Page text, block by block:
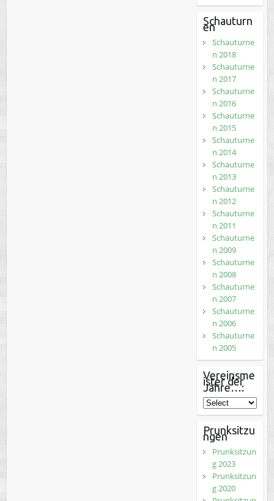
Schauturn
en
Schauturne
n 2018
Schauturne
n 2017
Schauturne
n 2016
Schauturne
n 2015
Schauturne
n 2014
Schauturne
n 2013
Schauturne
n 2012
Schauturne
n 2011
Schauturne
n 2009
Schauturne
n 2008
Schauturne
n 2007
Schauturne
n 2006
Schauturne
n 2005
Vereinsme
ister der
Jahre…:
Prunksitzu
ngen
Prunksitzun
g 2023
Prunksitzun
g 2020